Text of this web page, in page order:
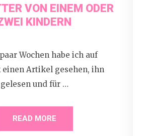
VON EINEM ODER
KINDERN
Wochen habe ich auf
einen Artikel gesehen, ihn
gelesen und für …
READ MORE